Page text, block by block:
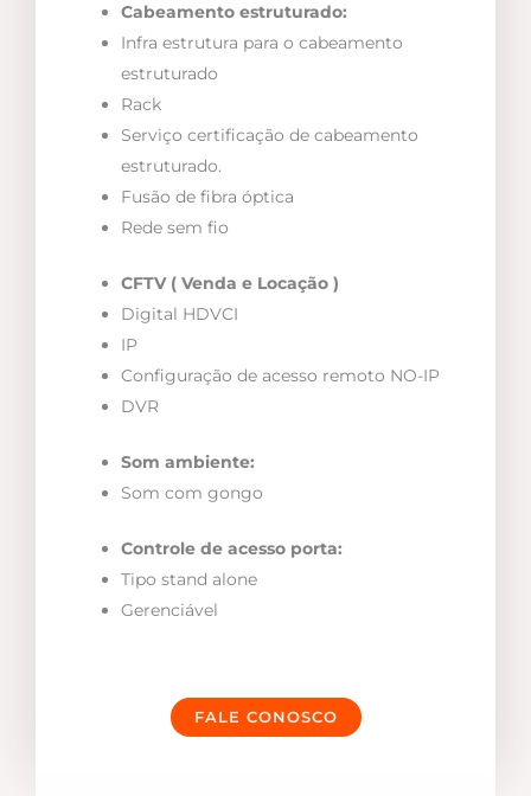
Cabeamento estruturado:
Infra estrutura para o cabeamento
estruturado
Rack
Serviço certificação de cabeamento
estruturado.
Fusão de fibra óptica
Rede sem fio
CFTV ( Venda e Locação )
Digital HDVCI
IP
Configuração de acesso remoto NO-IP
DVR
Som ambiente:
Som com gongo
Controle de acesso porta:
Tipo stand alone
Gerenciável
FALE CONOSCO